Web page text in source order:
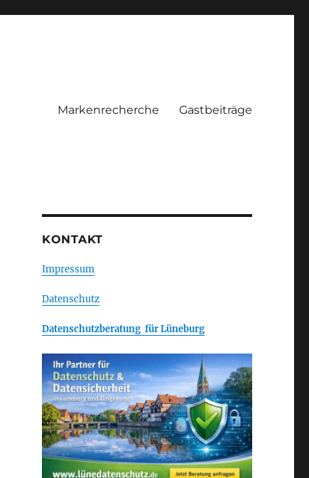
Markenrecherche Gastbeiträge
KONTAKT
Impressum
Datenschutz
Datenschutzberatung für Lüneburg